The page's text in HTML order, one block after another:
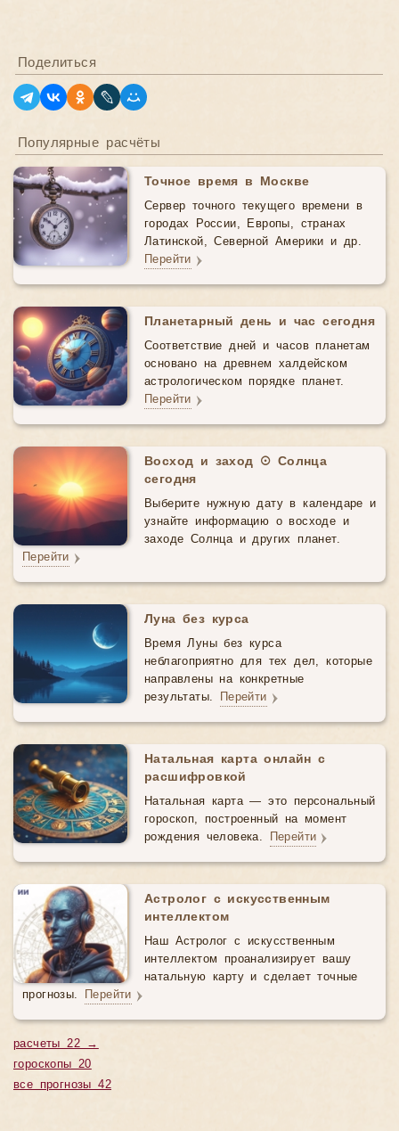
Поделиться
Популярные расчёты
Точное время в Москве
Сервер точного текущего времени в
городах России, Европы, странах
Латинской, Северной Америки и др.
Перейти
Планетарный день и час сегодня
Соответствие дней и часов планетам
основано на древнем халдейском
астрологическом порядке планет.
Перейти
Восход и заход ☉ Солнца
сегодня
Выберите нужную дату в календаре и
узнайте информацию о восходе и
заходе Солнца и других планет.
Перейти
Луна без курса
Время Луны без курса
неблагоприятно для тех дел, которые
направлены на конкретные
результаты. Перейти
Натальная карта онлайн с
расшифровкой
Натальная карта — это персональный
гороскоп, построенный на момент
рождения человека. Перейти
Астролог с искусственным
интеллектом
Наш Астролог с искусственным
интеллектом проанализирует вашу
натальную карту и сделает точные
прогнозы. Перейти
расчеты 22 →
гороскопы 20
все прогнозы 42